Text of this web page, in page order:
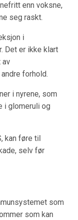
enn voksne,
seg raskt.
i
Det er ikke klart
av
forhold.
i nyrene, som
i glomeruli og
kan føre til
selv før
som
som kan